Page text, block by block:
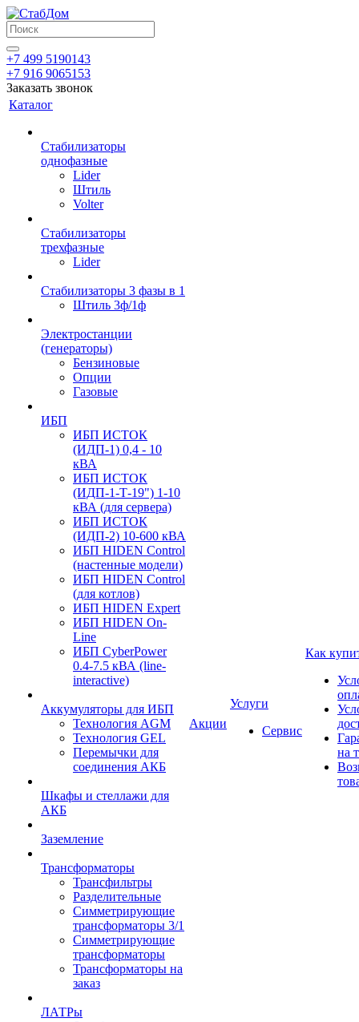
+7 499 5190143
+7 916 9065153
Заказать звонок
Каталог
Стабилизаторы
однофазные
Lider
Штиль
Volter
Стабилизаторы
трехфазные
Lider
Стабилизаторы 3 фазы в 1
Штиль 3ф/1ф
Электростанции
(генераторы)
Бензиновые
Опции
Газовые
ИБП
ИБП ИСТОК
(ИДП-1) 0,4 - 10
кВА
ИБП ИСТОК
(ИДП-1-Т-19") 1-10
кВА (для сервера)
ИБП ИСТОК
(ИДП-2) 10-600 кВА
ИБП HIDEN Control
(настенные модели)
ИБП HIDEN Control
(для котлов)
ИБП HIDEN Expert
ИБП HIDEN On-
Line
ИБП CyberPower
0.4-7.5 кВА (line-
interactive)
Аккумуляторы для ИБП
Технология AGM
Технология GEL
Перемычки для
соединения АКБ
Шкафы и стеллажи для
АКБ
Заземление
Трансформаторы
Трансфильтры
Разделительные
Симметрирующие
трансформаторы 3/1
Симметрирующие
трансформаторы
Трансформаторы на
заказ
ЛАТРы
Акции
Услуги
Сервис
Как
на